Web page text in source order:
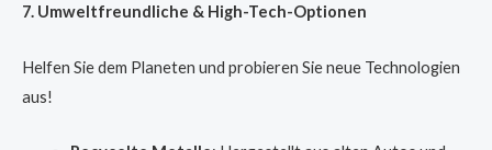
7. Umweltfreundliche & High-Tech-Optionen
Helfen Sie dem Planeten und probieren Sie neue Technologien
aus!